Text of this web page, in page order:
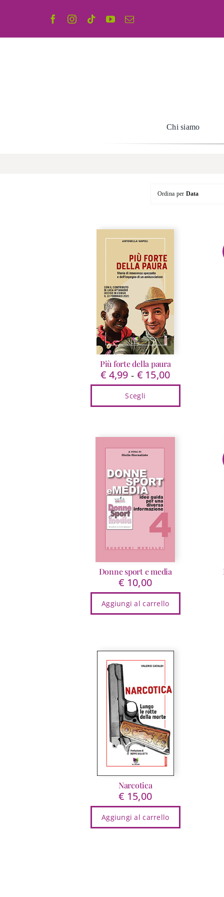
Chi siamo
Ordina per Data
Più forte della paura
€ 4,99 - €15,00Fascia
di
da
Scegli
ha
più
varianti.
Le
opzioni
possono
essere
nella
del
prodotto
Donne sport e media
€ 10,00
Aggiungi al carrello
Narcotica
€ 15,00
Aggiungi al carrello